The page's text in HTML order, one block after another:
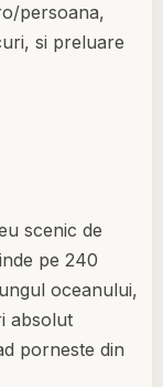
persoana,
si preluare
scenic de
pe 240
oceanului,
absolut
porneste din